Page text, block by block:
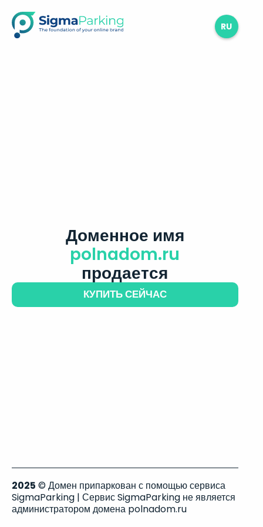
RU
Доменное имя
polnadom.ru
продается
КУПИТЬ СЕЙЧАС
2025 © Домен припаркован с помощью сервиса
SigmaParking | Сервис SigmaParking не является
администратором домена polnadom.ru